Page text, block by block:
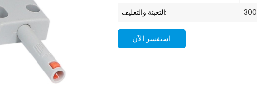
التعبئة والتغليف:
استفسر الآن